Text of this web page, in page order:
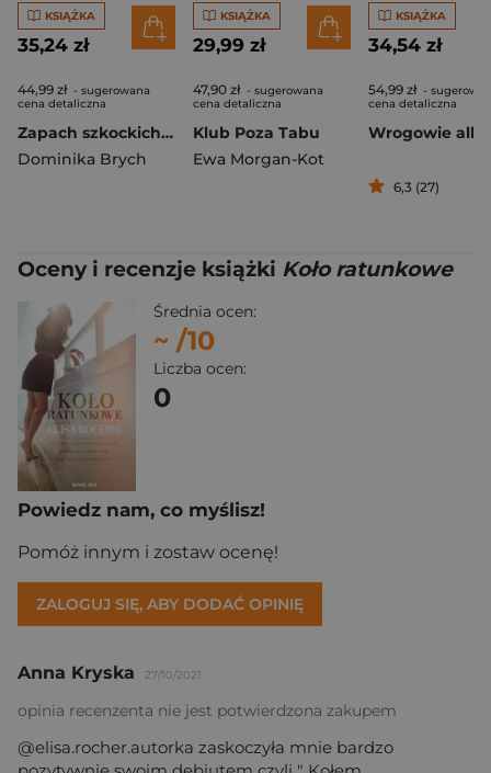
KSIĄŻKA
35,24 zł
44,99 zł - sugerowana
cena detaliczna
Zapach szkockich nocy
Dominika Brych
KSIĄŻKA
29,99 zł
47,90 zł - sugerowana
cena detaliczna
Klub Poza Tabu
Ewa Morgan-Kot
KSIĄŻKA
34,54 zł
54,99 zł -
cena detaliczna
6,3 (27)
Oceny i recenzje książki Koło ratunkowe
Średnia ocen:
~ /10
Liczba ocen:
0
Powiedz nam, co myślisz!
Pomóż innym i zostaw ocenę!
ZALOGUJ SIĘ, ABY DODAĆ OPINIĘ
Anna Kryska 27/10/2021
opinia recenzenta nie jest potwierdzona zakupem
@elisa.rocher.autorka zaskoczyła mnie bardzo